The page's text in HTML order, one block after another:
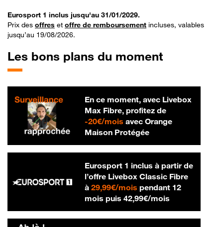
Eurosport 1 inclus jusqu'au 31/01/2029.
Prix des offres et offre de remboursement incluses, valables
jusqu’au 19/08/2026.
Les bons plans du moment
En ce moment, avec Livebox
Max Fibre, profitez de
-20€/mois20 € par mois
avec Orange
Maison Protégée
Eurosport 1 inclus à partir de
l’offre Livebox Classic Fibre
à 29,99€/mois29,99 € par mois
pendant 12
mois puis 42,99€/mois42,99 € par